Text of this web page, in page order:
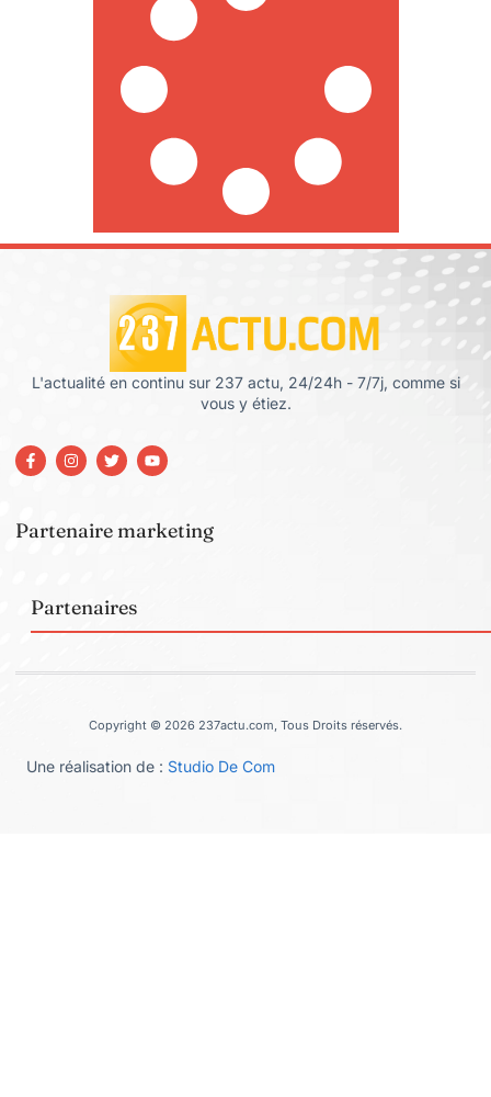
L'actualité en continu sur 237 actu, 24/24h - 7/7j, comme si
vous y étiez.
Partenaire marketing
Partenaires
Copyright © 2026 237actu.com, Tous Droits réservés.
Une réalisation de : Studio De Com